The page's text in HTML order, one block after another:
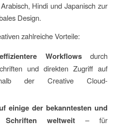
Hindi und Japanisch zur
Design.
zahlreiche Vorteile:
Workflowsdurch
und direkten Zugriff auf
der Creative Cloud-
einige der bekanntesten und
Schriften weltweit – für